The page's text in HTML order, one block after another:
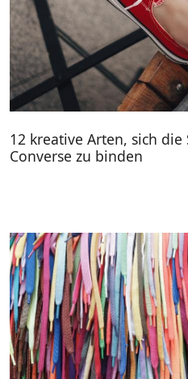
12 kreative Arten, sich die
Converse zu binden